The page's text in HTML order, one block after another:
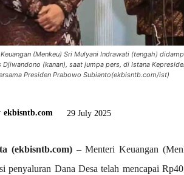
(Menkeu) Sri Mulyani Indrawati (tengah)
Djiwandono (kanan), saat jumpa pers, di Istana
Presiden Prabowo Subianto(ekbisntb.com/ist)
ekbisntb.com 29 July 2025
(ekbisntb.com)– Menteri Keuangan
penyaluran Dana Desa telah mencapai